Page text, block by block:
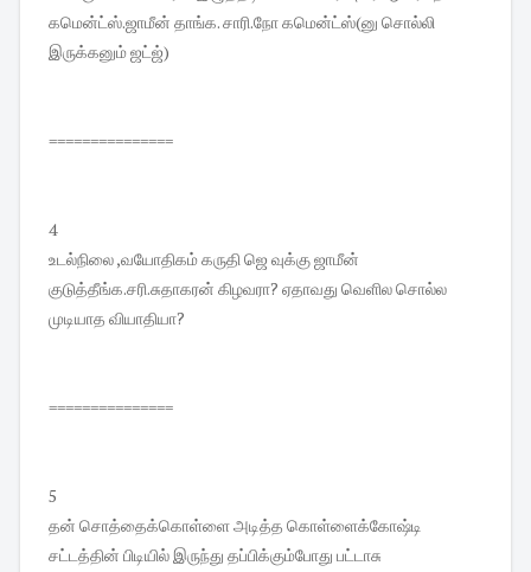
கமென்ட்ஸ்.ஜாமீன் தாங்க. சாரி.நோ கமென்ட்ஸ்(னு சொல்லி
இருக்கனும் ஜட்ஜ்)
===============
4
உடல்நிலை ,வயோதிகம் கருதி ஜெ வுக்கு ஜாமீன்
குடுத்தீங்க.சரி.சுதாகரன் கிழவரா? ஏதாவது வெளில சொல்ல
முடியாத வியாதியா?
===============
5
தன் சொத்தைக்கொள்ளை அடித்த கொள்ளைக்கோஷ்டி
சட்டத்தின் பிடியில் இருந்து தப்பிக்கும்போது பட்டாசு